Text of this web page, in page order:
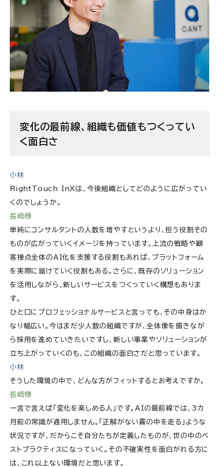
変化の最前線、組織も価値もつくってい
く面白さ
小林
RightTouch InXは、今後組織としてどのように広がってい
くのでしょうか。
長崎様
単純にコンサルタントの人数を増やすというより、担う役割その
ものが広がっていくイメージを持っています。上流の戦略や顧
客接点全体のAI化を支援する役割もあれば、プラットフォーム
を実際に届けていく役割もある。さらに、既存のソリューション
を活用しながら、新しいサービスをつくっていく構想もありま
す。
ひと口にプロフェッショナルサービスと言っても、その中身はか
なり幅広い。今はまだ少人数の組織ですが、全体像を描きなが
ら採用を進めていきたいですし、新しい事業やソリューションが
立ち上がっていくのも、この組織の面白さだと思っています。
小林
そうした環境の中で、どんな方がフィットするとお考えですか。
長崎様
一言で言えば「変化を楽しめる人」です。AIの最前線では、3カ
月前の常識が通用しません。「正解がない霧の中を走る」ような
状況ですが、だからこそ自分たちが定義したものが、世の中のベ
ストプラクティスになっていく。その不確実性を面白がれる方に
は、これ以上ない環境だと思います。